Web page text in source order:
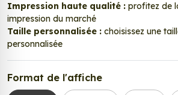
Impression haute qualité : profitez de
impression du marché
Taille personnalisée : choisissez une
personnalisée
Format de l'affiche